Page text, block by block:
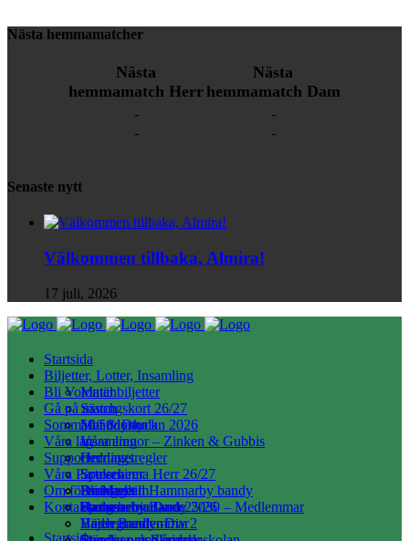
Nästa hemmamatcher
Nästa
hemmamatch Herr
-
-
Nästa
hemmamatch Dam
-
-
Senaste nytt
Välkommen tillbaka, Almira!
17 juli, 2026
Startsida
Biljetter, Lotter, Insamling
Matchbiljetter
Säsongskort 26/27
50/50 lotter
Insamling
Bli Volontär
Gå på match
Mat & Dryck
Våra arenor – Zinken & Gubbis
Ordningsregler
Sommarbandyskolan 2026
Våra lag
Herrlaget
Spelschema Herr 26/27
Damlaget
Spelschema Dam 25/26
Bajen Bandy -Div 2
Supporter
Souvenirer
Bli Medlem
Hammarby Bandy 2030 – Medlemmar
Hedersmedlemmar
Våra Partners
Partners till Hammarby bandy
Partnererbjudande
Om föreningen
Stadgar
Värdegrunden
Kontakta oss
Startsida